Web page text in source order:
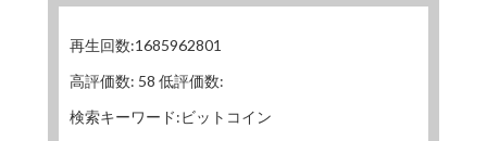
再生回数:1685962801
高評価数: 58 低評価数:
検索キーワード:ビットコイン